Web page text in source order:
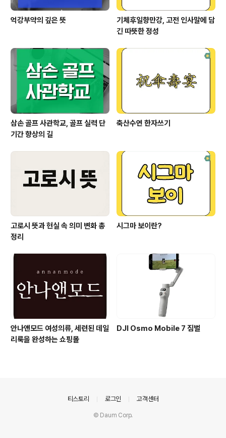
억강부약의 깊은 뜻
기체후일향만강, 고전 인사말에 담
긴 따뜻한 정성
삼손 골프 사관학교, 골프 실력 단
기간 향상의 길
축산수연 한자쓰기
고로시 뜻과 현실 속 의미 변화 총
정리
시그마 보이란?
안나앤모드 여성의류, 세련된 데일
리룩을 완성하는 쇼핑몰
DJI Osmo Mobile 7 짐벌
티스토리 로그인 고객센터
© Daum Corp.